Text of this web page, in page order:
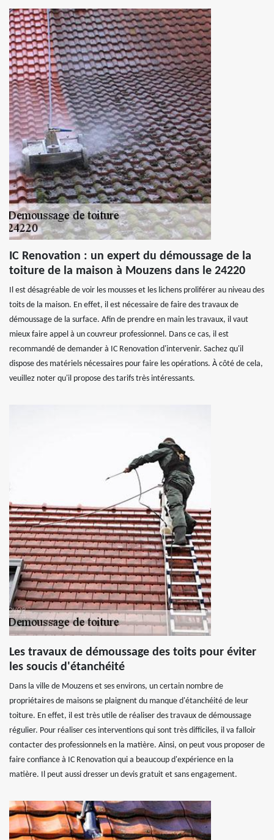
IC Renovation : un expert du démoussage de la
toiture de la maison à Mouzens dans le 24220
Il est désagréable de voir les mousses et les lichens proliférer au niveau des
toits de la maison. En effet, il est nécessaire de faire des travaux de
démoussage de la surface. Afin de prendre en main les travaux, il vaut
mieux faire appel à un couvreur professionnel. Dans ce cas, il est
recommandé de demander à IC Renovation d'intervenir. Sachez qu'il
dispose des matériels nécessaires pour faire les opérations. À côté de cela,
veuillez noter qu'il propose des tarifs très intéressants.
Les travaux de démoussage des toits pour éviter
les soucis d'étanchéité
Dans la ville de Mouzens et ses environs, un certain nombre de
propriétaires de maisons se plaignent du manque d'étanchéité de leur
toiture. En effet, il est très utile de réaliser des travaux de démoussage
régulier. Pour réaliser ces interventions qui sont très difficiles, il va falloir
contacter des professionnels en la matière. Ainsi, on peut vous proposer de
faire confiance à IC Renovation qui a beaucoup d'expérience en la
matière. Il peut aussi dresser un devis gratuit et sans engagement.